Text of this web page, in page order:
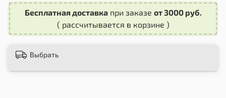
условиях дождя или на скользких
поверхностях.
- Легкая установка: Коврик легко
устанавливается на электросамокат и надежно
инструментов или специальных навыков.
Бесплатная доставкапри заказе от 3000 руб.
( рассчитывается в корзине )
Выбрать